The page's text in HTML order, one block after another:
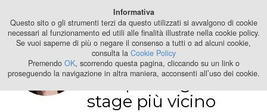
2024
Nuova risoluzione
Ue, regolamento
europeo sugli
stage più vicino
Informativa
Questo sito o gli strumenti terzi da questo utilizzati si avvalgono di cookie
necessari al funzionamento ed utili alle finalità illustrate nella cookie policy.
Se vuoi saperne di più o negare il consenso a tutti o ad alcuni cookie,
consulta la Cookie Policy
Premendo OK, scorrendo questa pagina, cliccando su un link o
proseguendo la navigazione in altra maniera, acconsenti all’uso dei cookie.